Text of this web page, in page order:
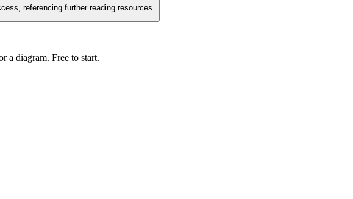
referencing further reading resources.
a diagram. Free to start.